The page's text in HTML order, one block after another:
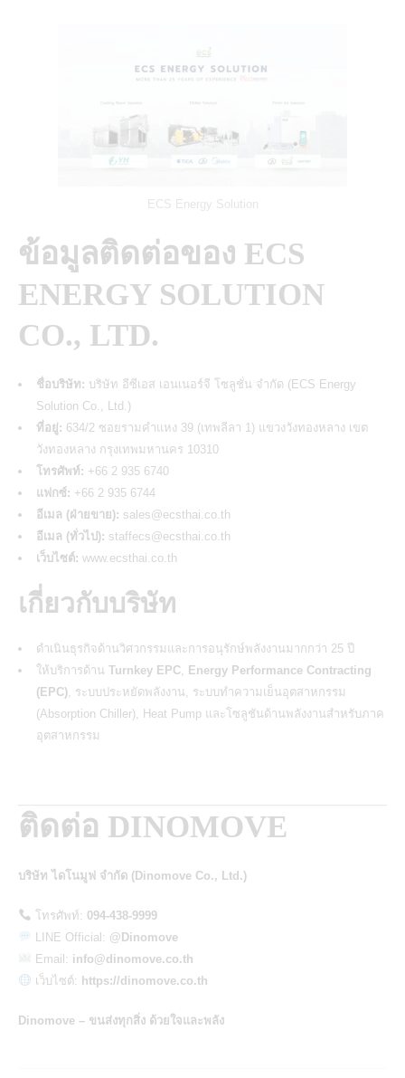
ECS Energy Solution
ข้อมูลติดต่อของ ECS
ENERGY SOLUTION
CO., LTD.
ชื่อบริษัท: บริษัท อีซีเอส เอนเนอร์จี โซลูชั่น จำกัด (ECS Energy
Solution Co., Ltd.)
ที่อยู่: 634/2 ซอยรามคำแหง 39 (เทพลีลา 1) แขวงวังทองหลาง เขต
วังทองหลาง กรุงเทพมหานคร 10310
โทรศัพท์: +66 2 935 6740
แฟกซ์: +66 2 935 6744
อีเมล (ฝ่ายขาย): sales@ecsthai.co.th
อีเมล (ทั่วไป): staffecs@ecsthai.co.th
เว็บไซต์: www.ecsthai.co.th
เกี่ยวกับบริษัท
ดำเนินธุรกิจด้านวิศวกรรมและการอนุรักษ์พลังงานมากกว่า 25 ปี
ให้บริการด้าน Turnkey EPC, Energy Performance Contracting
(EPC), ระบบประหยัดพลังงาน, ระบบทำความเย็นอุตสาหกรรม
(Absorption Chiller), Heat Pump และโซลูชันด้านพลังงานสำหรับภาค
อุตสาหกรรม
ติดต่อ DINOMOVE
บริษัท ไดโนมูฟ จำกัด (Dinomove Co., Ltd.)
โทรศัพท์: 094-438-9999
LINE Official: @Dinomove
Email: info@dinomove.co.th
เว็บไซต์: https://dinomove.co.th
Dinomove – ขนส่งทุกสิ่ง ด้วยใจและพลัง